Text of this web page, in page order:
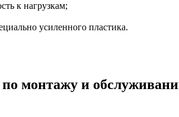
к нагрузкам;
усиленного пластика.
монтажу и